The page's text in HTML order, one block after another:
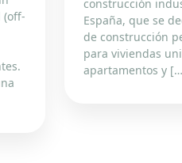
(off-
construcción
España, que se
de construcción
para viviendas
apartamentos y